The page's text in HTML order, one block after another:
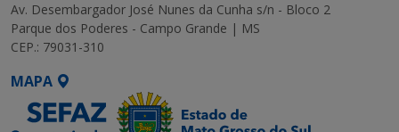
Av. Desembargador José Nunes da Cunha s/n - Bloco 2
Parque dos Poderes - Campo Grande | MS
CEP.: 79031-310
MAPA